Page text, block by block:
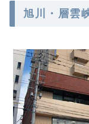
旭川・層雲